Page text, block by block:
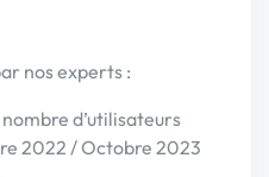
nos experts :
nombre d’utilisateurs
2022 / Octobre 2023